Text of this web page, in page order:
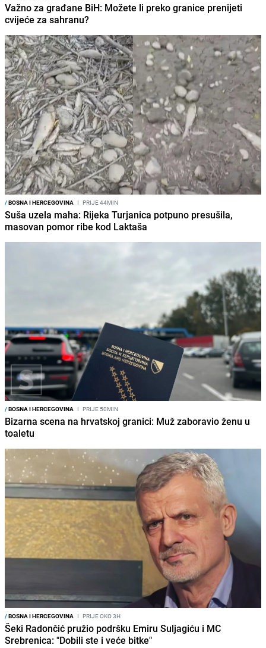
Važno za građane BiH: Možete li preko granice prenijeti
cvijeće za sahranu?
/BOSNA I HERCEGOVINA I PRIJE 44MIN
Suša uzela maha: Rijeka Turjanica potpuno presušila,
masovan pomor ribe kod Laktaša
/BOSNA I HERCEGOVINA I PRIJE 50MIN
Bizarna scena na hrvatskoj granici: Muž zaboravio ženu u
toaletu
/BOSNA I HERCEGOVINA I PRIJE OKO 3H
Šeki Radončić pružio podršku Emiru Suljagiću i MC
Srebrenica: "Dobili ste i veće bitke"